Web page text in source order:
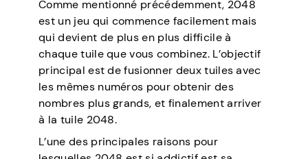
Comme mentionné précédemment, 2048
est un jeu qui commence facilement mais
qui devient de plus en plus difficile à
chaque tuile que vous combinez. L’objectif
principal est de fusionner deux tuiles avec
les mêmes numéros pour obtenir des
nombres plus grands, et finalement arriver
à la tuile 2048.
L’une des principales raisons pour